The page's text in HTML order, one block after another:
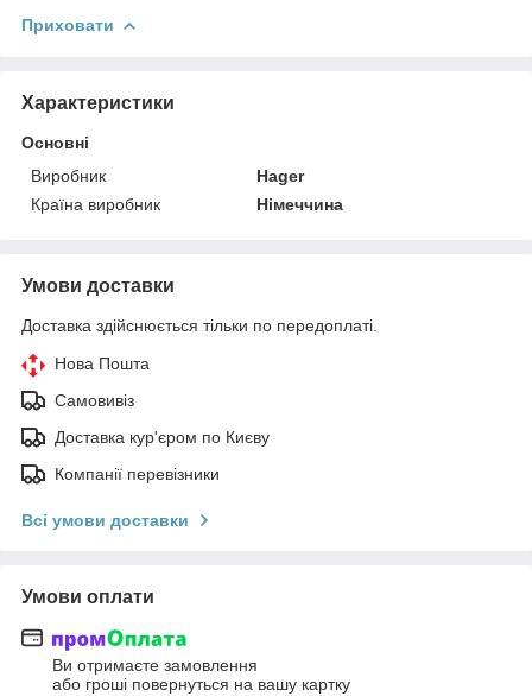
Приховати
Характеристики
Основні
Виробник
Hager
Країна виробник
Німеччина
Умови доставки
Доставка здійснюється тільки по передоплаті.
Нова Пошта
Самовивіз
Доставка кур'єром по Києву
Компанії перевізники
Всі умови доставки
Умови оплати
Ви отримаєте замовлення
або гроші повернуться на вашу картку